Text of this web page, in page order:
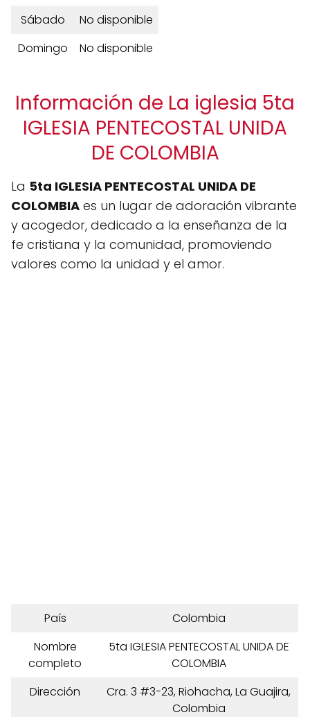
Sábado
No disponible
Domingo
No disponible
Información de La iglesia 5ta
IGLESIA PENTECOSTAL UNIDA
DE COLOMBIA
La 5ta IGLESIA PENTECOSTAL UNIDA DE
COLOMBIA es un lugar de adoración vibrante
y acogedor, dedicado a la enseñanza de la
fe cristiana y la comunidad, promoviendo
valores como la unidad y el amor.
País
Colombia
Nombre
completo
5ta IGLESIA PENTECOSTAL UNIDA DE
COLOMBIA
Dirección
Cra. 3 #3-23, Riohacha, La Guajira,
Colombia